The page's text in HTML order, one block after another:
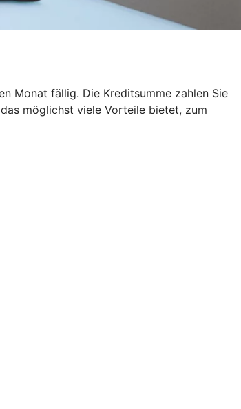
Monat fällig. Die Kreditsumme zahlen Sie
möglichst viele Vorteile bietet, zum